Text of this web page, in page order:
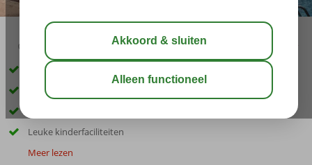
02:30 aug 30°C
Stijlvol modern hotel met spa
Gratis wifi
Leuke kinderfaciliteiten
Meer lezen